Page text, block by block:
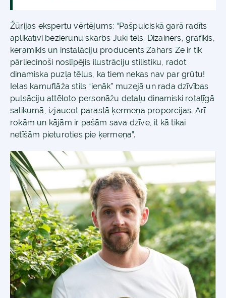
Žūrijas ekspertu vērtējums: “Pašpuiciskā garā radīts
aplikatīvi bezierunu skarbs Jukī tēls. Dizainers, grafiķis,
keramiķis un instalāciju producents Zahars Ze ir tik
pārliecinoši noslīpējis ilustrāciju stilistiku, radot
dinamiska puzļa tēlus, ka tiem nekas nav par grūtu!
Ielas kamuflāža stils “ienāk” muzejā un rada dzīvības
pulsāciju attēloto personāžu detaļu dinamiski rotaļīgā
salikumā, izjaucot parastā ķermeņa proporcijas. Arī
rokām un kājām ir pašām sava dzīve, it kā tikai
netīšām pieturoties pie ķermeņa”.